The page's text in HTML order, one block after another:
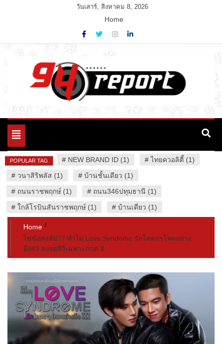
วันเสาร์, สิงหาคม 8, 2026
Home
94 Report.com
Variety News
Toggle
POPULAR TAG # NEW BRAND ID (1) #ไทยควอลิตี้ (1)
# วนาสิริพลัส (1) # บ้านชั้นเดียว (1)
# ถนนราชพฤกษ์ (1) # ถนน346ปทุมธานี (1)
# ใกล้โรบินสันราชพฤกษ์ (1) # บ้านเดี่ยว (1)
Home
ไขข้อสงสัย?? ทำไม Love Syndome รักโคตรๆโหดอย่าง
มึง#3 ลงจอทีวีเฉพาะภาค 3